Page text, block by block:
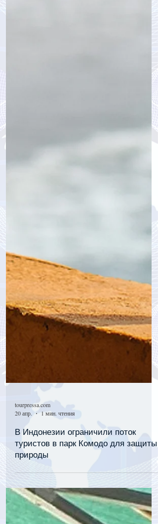
tourpressa.com
20 апр.
1 мин. чтения
В Индонезии ограничили поток
туристов в парк Комодо для защиты
природы